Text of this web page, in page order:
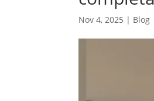
Nov 4, 2025 | Blog